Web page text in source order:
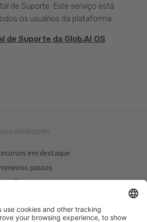
de Suporte. Este serviço está
os usuários da plataforma.
de Suporte da Glob.AI OS
developers
em destaque
passos
Testers
Planos